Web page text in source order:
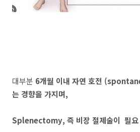
대부분 6개월 이내 자연 호전
는 경향을 가지며,
Splenectomy, 즉 비장 절제술이 필요